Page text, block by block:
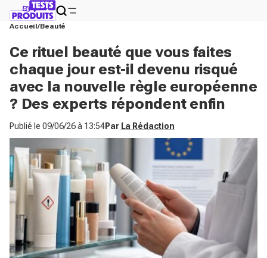
Accueil Beauté
Ce rituel beauté que vous faites
chaque jour est-il devenu risqué
avec la nouvelle règle européenne
? Des experts répondent enfin
Publié le 09/06/26 à 13:54Par La Rédaction